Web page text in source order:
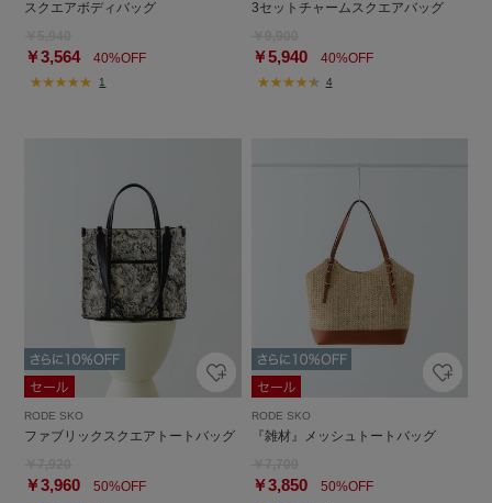
スクエアボディバッグ
￥3,56440%OFF
1
3セットチャームスクエアバッグ
￥5,94040%OFF
4
RODE SKO
ファブリックスクエアトートバッグ
￥3,960 50%OFF
RODE SKO
『雑材』メッシュトートバッグ
￥3,85050%OFF